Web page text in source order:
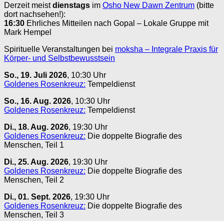
Derzeit meistdienstags im Osho New Dawn Zentrum (bitte
dort nachsehen!):
16:30 Ehrliches Mitteilen nach Gopal – Lokale Gruppe mit
Mark Hempel
Spirituelle Veranstaltungen bei moksha – Integrale Praxis für
Körper- und Selbstbewusstsein
So., 19. Juli 2026, 10:30 Uhr
Goldenes Rosenkreuz: Tempeldienst
So., 16. Aug. 2026, 10:30 Uhr
Goldenes Rosenkreuz: Tempeldienst
Di., 18. Aug. 2026, 19:30 Uhr
Goldenes Rosenkreuz: Die doppelte Biografie des
Menschen, Teil 1
Di., 25. Aug. 2026, 19:30 Uhr
Goldenes Rosenkreuz: Die doppelte Biografie des
Menschen, Teil 2
Di., 01. Sept. 2026, 19:30 Uhr
Goldenes Rosenkreuz: Die doppelte Biografie des
Menschen, Teil 3